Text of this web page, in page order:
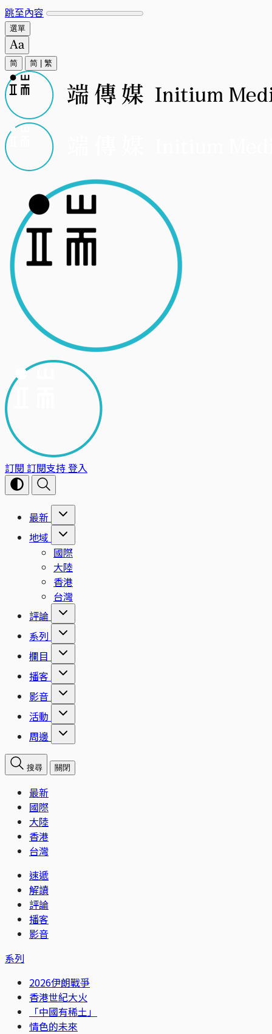
跳至內容
選單
简 简 繁
訂閱 訂閱支持登入
最新
地域
國際
大陸
香港
台灣
評論
系列
欄目
播客
影音
活動
周邊
搜尋 關閉
最新
國際
大陸
香港
台灣
速遞
解讀
評論
播客
影音
系列
2026伊朗戰爭
香港世紀大火
「中國有稀土」
情色的未來